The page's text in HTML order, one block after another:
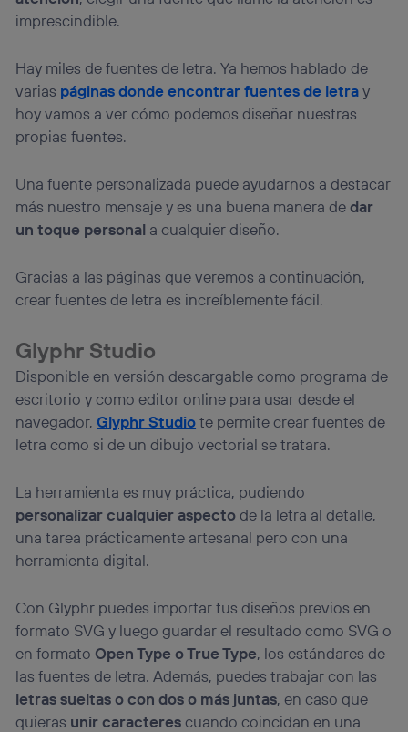
imprescindible.
Hay miles de fuentes de letra. Ya hemos hablado de
varias páginas donde encontrar fuentes de letray
hoy vamos a ver cómo podemos diseñar nuestras
propias fuentes.
Una fuente personalizada puede ayudarnos a destacar
más nuestro mensaje y es una buena manera dedar
un toque personal a cualquier diseño.
Gracias a las páginas que veremos a continuación,
crear fuentes de letra es increíblemente fácil.
Glyphr Studio
Disponible en versión descargable como programa de
escritorio y como editor online para usar desde el
navegador,Glyphr Studiote permite crear fuentes de
letra como si de un dibujo vectorial se tratara.
La herramienta es muy práctica, pudiendo
personalizar cualquier aspectode la letra al detalle,
una tarea prácticamente artesanal pero con una
herramienta digital.
Con Glyphr puedes importar tus diseños previos en
formato SVG y luego guardar el resultado como SVG o
en formato Open Type o True Type, los estándares de
las fuentes de letra. Además, puedes trabajar con las
letras sueltas o con dos o más juntas, en caso que
quieras unir caracterescuando coincidan en una
telecomunicaciones vinculada a la conexión que utilizas
(p. ej., número de teléfono móvil).
lo que cualquier persona que conecte su dispositivo y
consienta el uso de la tecnología recibirá el mismo
identificador. Típicamente:
Si utilizas una conexión de banda ancha (p. ej., Wi-Fi),
el marketing o análisis se realizará en función de las
que hayan dado su consentimiento.
Si utilizas datos móviles , el marketing será más
personalizado, ya que se basará únicamente en la
navegación del usuario del móvil.
“Administrar Utiq” en la parte inferior de esta página web o
visitando el portal de privacidad de Utiq